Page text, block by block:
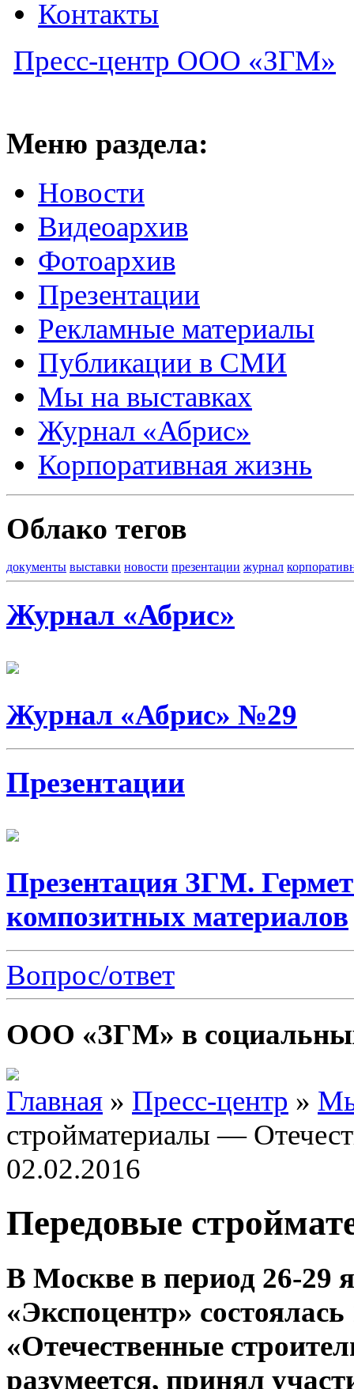
Контакты
Пресс-центр ООО «ЗГМ»
Меню раздела:
Новости
Видеоархив
Фотоархив
Презентации
Рекламные материалы
Публикации в СМИ
Мы на выставках
Журнал «Абрис»
Корпоративная жизнь
Облако тегов
документы выставки новости презентации журнал
Журнал «Абрис»
Журнал «Абрис» №29
Презентации
Презентация ЗГМ.
композитных материалов
Вопрос/ответ
ООО «ЗГМ» в
Главная » Пресс-центр »
стройматериалы —
02.02.2016
Передовые
В Москве в период 26-29
«Экспоцентр»
«Отечественные
разумеется, принял